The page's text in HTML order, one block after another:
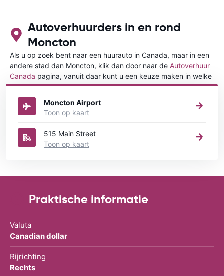
Autoverhuurders in en rond
Moncton
Als u op zoek bent naar een huurauto in Canada, maar in een
andere stad dan Moncton, klik dan door naar de Autoverhuur
Canada pagina, vanuit daar kunt u een keuze maken in welke
stad in Canada u een auto huren wilt.
Moncton Airport
Toon op kaart
515 Main Street
Toon op kaart
Praktische informatie
Valuta
Canadian dollar
Rijrichting
Rechts